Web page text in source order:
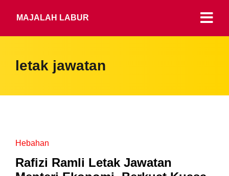
MAJALAH LABUR
letak jawatan
Hebahan
Rafizi Ramli Letak Jawatan